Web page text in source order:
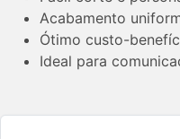
Acabamento
Ótimo custo-
Ideal para